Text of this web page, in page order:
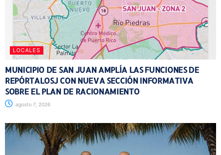
LOCALES
MUNICIPIO DE SAN JUAN AMPLÍA LAS FUNCIONES DE
REPÓRTALOSJ CON NUEVA SECCIÓN INFORMATIVA
SOBRE EL PLAN DE RACIONAMIENTO
agosto 7, 2026